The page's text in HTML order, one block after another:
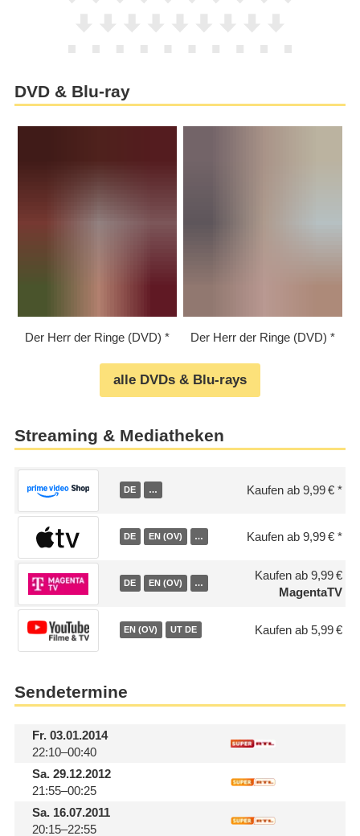
DVD & Blu-ray
Der Herr der Ringe (DVD) Der Herr der Ringe (DVD)
alle DVDs & Blu-rays
Streaming & Mediatheken
DE … Kaufen ab 9,99 €
DE EN (OV) … Kaufen ab 9,99 €
DE EN (OV) …
Kaufen ab 9,99 €
MagentaTV
EN (OV) UT DE Kaufen ab 5,99 €
Sendetermine
Fr.03.01.2014
22:10–00:40
Sa.29.12.2012
21:55–00:25
Sa.16.07.2011
20:15–22:55